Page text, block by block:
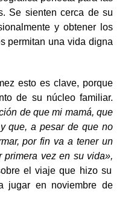
perfecta para las
Se sienten cerca de su
y obtener los
permitan una vida digna
esto es clave, porque
de su núcleo familiar.
de que mi mamá, que
que, a pesar de que no
por fin va a tener un
vez en su vida»,
el viaje que hizo su